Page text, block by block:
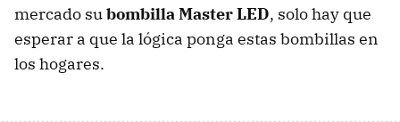
mercado subombilla Master LED, solo hay que
esperar a que la lógica ponga estas bombillas en
los hogares.